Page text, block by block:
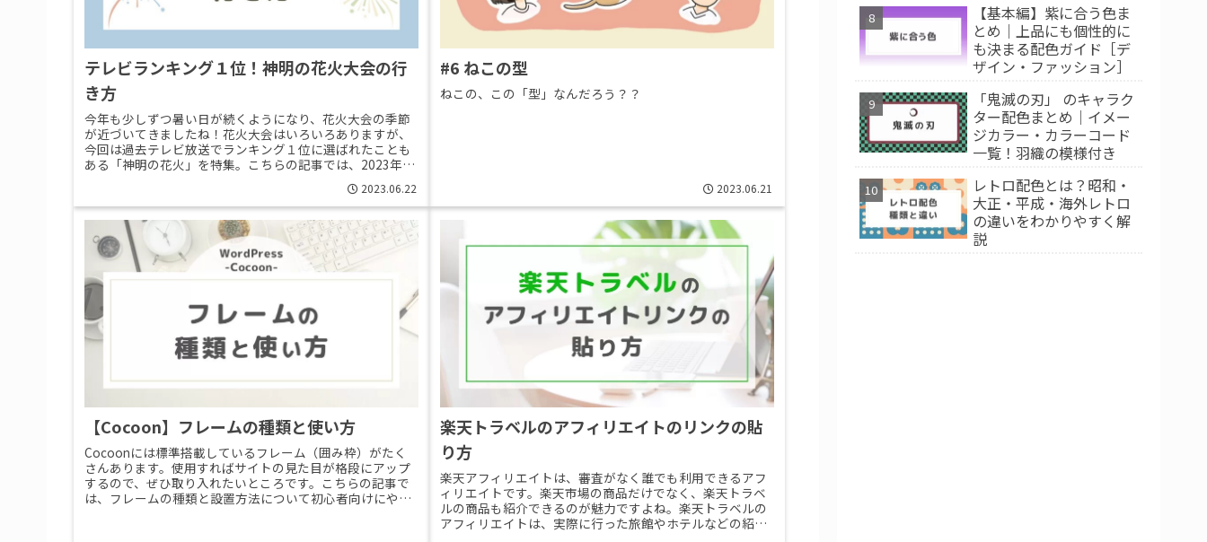
テレビランキング１位！神明の花火大会の行
き方
今年も少しずつ暑い日が続くようになり、花火大会の季節
が近づいてきましたね！花火大会はいろいろありますが、
今回は過去テレビ放送でランキング１位に選ばれたことも
ある「神明の花火」を特集。こちらの記事では、2023年度
2023.06.22
#6 ねこの型
ねこの、この「型」なんだろう？？
2023.06.21
【Cocoon】フレームの種類と使い方
Cocoonには標準搭載しているフレーム（囲み枠）がたく
さんあります。使用すればサイトの見た目が格段にアップ
するので、ぜひ取り入れたいところです。こちらの記事で
は、フレームの種類と設置方法について初心者向けにやさ
楽天トラベルのアフィリエイトのリンクの貼
り方
楽天アフィリエイトは、審査がなく誰でも利用できるアフ
ィリエイトです。楽天市場の商品だけでなく、楽天トラベ
ルの商品も紹介できるのが魅力ですよね。楽天トラベルの
アフィリエイトは、実際に行った旅館やホテルなどの紹介
【基本編】紫に合う色ま
とめ｜上品にも個性的に
も決まる配色ガイド［デ
ザイン・ファッション］
「鬼滅の刃」 のキャラク
ター配色まとめ｜イメー
ジカラー・カラーコード
一覧！羽織の模様付き
レトロ配色とは？昭和・
大正・平成・海外レトロ
の違いをわかりやすく解
説